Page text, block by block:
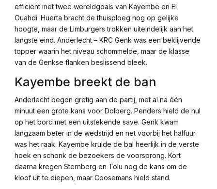
efficiënt met twee wereldgoals van Kayembe en El
Ouahdi. Huerta bracht de thuisploeg nog op gelijke
hoogte, maar de Limburgers trokken uiteindelijk aan het
langste eind. Anderlecht – KRC Genk was een beklijvende
topper waarin het niveau schommelde, maar de klasse
van de Genkse flanken beslissend bleek.
Kayembe breekt de ban
Anderlecht begon gretig aan de partij, met al na één
minuut een grote kans voor Dolberg. Penders hield de nul
op het bord met een uitstekende save. Genk kwam
langzaam beter in de wedstrijd en net voorbij het halfuur
was het raak. Kayembe krulde de bal heerlijk in de verste
hoek en schonk de bezoekers de voorsprong. Kort
daarna kregen Sternberg en Tolu nog de kans om de
kloof uit te diepen, maar Coosemans hield stand.